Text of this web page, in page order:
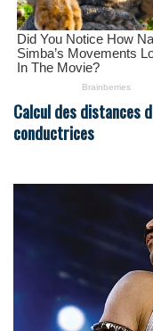
Calcul des distances
conductrices